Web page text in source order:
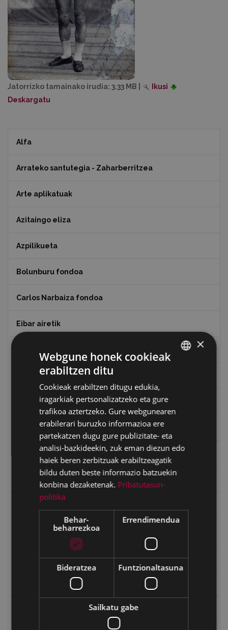
Jatorrizko tamainako irudia: 3.33 MB
Ikusi
Deskargatu
Alfa
Arrateko santutegia - Zaharberritzea
Arte aplikatuak
Azitaingo eliza
Azpilikueta
Bolunburu fondoa
Carlos Narbaiza fondoa
Eibar airetik
Eibarko baserriak
Eibarko mugarrien itzulia
Eibarko mugarrien itzulia - Iparraldea
Eibartarren ahotan
Gerra Zibilaren Interpretazio Zentroa
Gerrako umeak
×
Webgune honek cookieak
erabiltzen ditu
Cookieak erabiltzen ditugu edukia,
iragarkiak pertsonalizatzeko eta gure
trafikoa aztertzeko. Gure webgunearen
erabilerari buruzko informazioa ere
partekatzen dugu gure publizitate- eta
analisi-bazkideekin, zuk eman diezun edo
haiek beren zerbitzuak erabiltzeagatik
bildu duten beste informazio batzuekin
konbina dezaketenak. Pribatutasun-
politika
Behar-
beharrezkoa
Errendimendua
Bideratzea Funtzionaltasuna
Sailkatu gabe